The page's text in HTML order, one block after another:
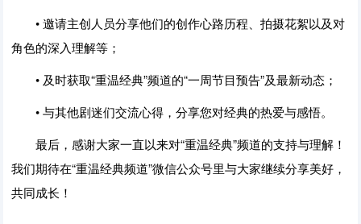
• 邀请主创人员分享他们的创作心路历程、拍摄花絮以及对
角色的深入理解等；
• 及时获取“重温经典”频道的“一周节目预告”及最新动态；
• 与其他剧迷们交流心得，分享您对经典的热爱与感悟。
最后，感谢大家一直以来对“重温经典”频道的支持与理解！
我们期待在“重温经典频道”微信公众号里与大家继续分享美好，
共同成长！